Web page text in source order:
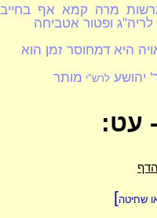
מרה קמא אף בחייב
ופטור אטביחה
היא דמחוסר זמן הוא
יהושע לרש"י מותר
עט:
שחיטה]